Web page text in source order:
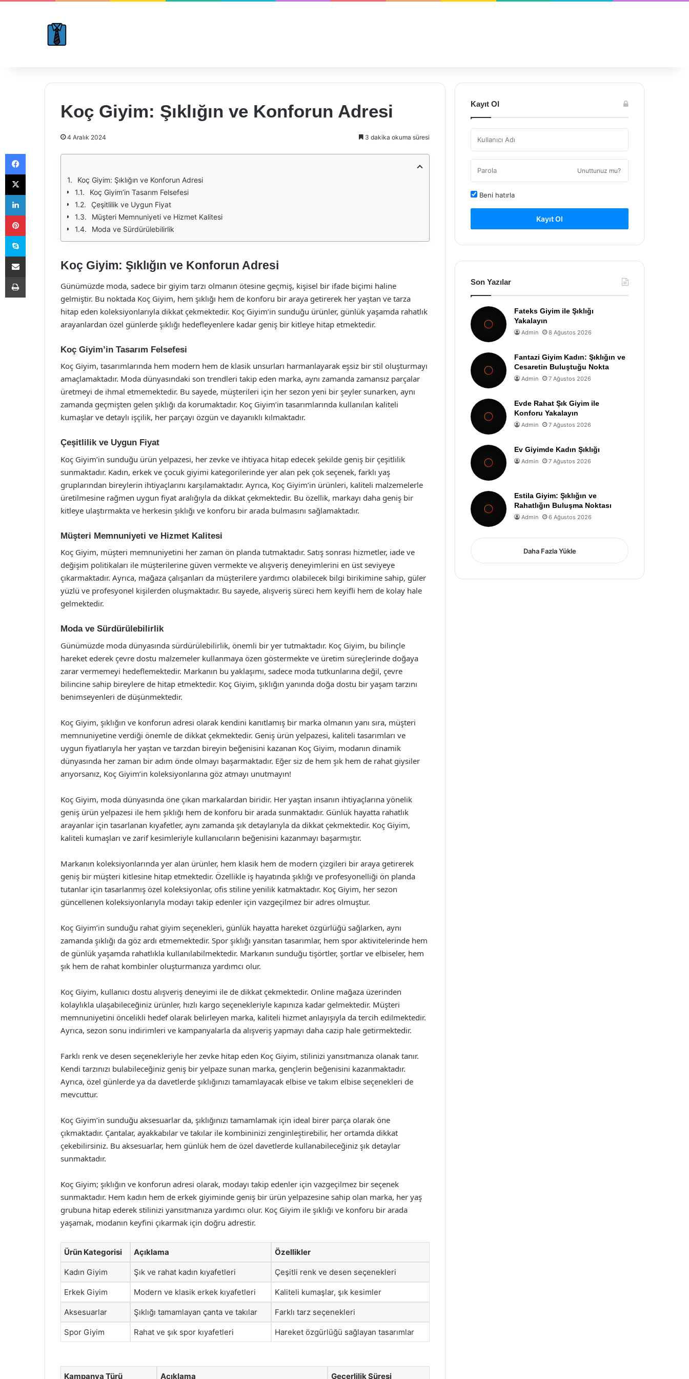
Koç Giyim: Şıklığın ve Konforun Adresi
4 Aralık 2024 3 dakika okuma süresi
Koç Giyim: Şıklığın ve Konforun Adresi
Koç Giyim’in Tasarım Felsefesi
Çeşitlilik ve Uygun Fiyat
Müşteri Memnuniyeti ve Hizmet Kalitesi
Moda ve Sürdürülebilirlik
Koç Giyim: Şıklığın ve Konforun Adresi
Günümüzde moda, sadece bir giyim tarzı olmanın ötesine geçmiş, kişisel bir ifade biçimi haline
gelmiştir. Bu noktada Koç Giyim, hem şıklığı hem de konforu bir araya getirerek her yaştan ve tarza
hitap eden koleksiyonlarıyla dikkat çekmektedir. Koç Giyim’in sunduğu ürünler, günlük yaşamda rahatlık
arayanlardan özel günlerde şıklığı hedefleyenlere kadar geniş bir kitleye hitap etmektedir.
Koç Giyim’in Tasarım Felsefesi
Koç Giyim, tasarımlarında hem modern hem de klasik unsurları harmanlayarak eşsiz bir stil oluşturmayı
amaçlamaktadır. Moda dünyasındaki son trendleri takip eden marka, aynı zamanda zamansız parçalar
üretmeyi de ihmal etmemektedir. Bu sayede, müşterileri için her sezon yeni bir şeyler sunarken, aynı
zamanda geçmişten gelen şıklığı da korumaktadır. Koç Giyim’in tasarımlarında kullanılan kaliteli
kumaşlar ve detaylı işçilik, her parçayı özgün ve dayanıklı kılmaktadır.
Çeşitlilik ve Uygun Fiyat
Koç Giyim’in sunduğu ürün yelpazesi, her zevke ve ihtiyaca hitap edecek şekilde geniş bir çeşitlilik
sunmaktadır. Kadın, erkek ve çocuk giyimi kategorilerinde yer alan pek çok seçenek, farklı yaş
gruplarından bireylerin ihtiyaçlarını karşılamaktadır. Ayrıca, Koç Giyim’in ürünleri, kaliteli malzemelerle
üretilmesine rağmen uygun fiyat aralığıyla da dikkat çekmektedir. Bu özellik, markayı daha geniş bir
kitleye ulaştırmakta ve herkesin şıklığı ve konforu bir arada bulmasını sağlamaktadır.
Müşteri Memnuniyeti ve Hizmet Kalitesi
Koç Giyim, müşteri memnuniyetini her zaman ön planda tutmaktadır. Satış sonrası hizmetler, iade ve
değişim politikaları ile müşterilerine güven vermekte ve alışveriş deneyimlerini en üst seviyeye
çıkarmaktadır. Ayrıca, mağaza çalışanları da müşterilere yardımcı olabilecek bilgi birikimine sahip, güler
yüzlü ve profesyonel kişilerden oluşmaktadır. Bu sayede, alışveriş süreci hem keyifli hem de kolay hale
gelmektedir.
Moda ve Sürdürülebilirlik
Günümüzde moda dünyasında sürdürülebilirlik, önemli bir yer tutmaktadır. Koç Giyim, bu bilinçle
hareket ederek çevre dostu malzemeler kullanmaya özen göstermekte ve üretim süreçlerinde doğaya
zarar vermemeyi hedeflemektedir. Markanın bu yaklaşımı, sadece moda tutkunlarına değil, çevre
bilincine sahip bireylere de hitap etmektedir. Koç Giyim, şıklığın yanında doğa dostu bir yaşam tarzını
benimseyenleri de düşünmektedir.
Koç Giyim, şıklığın ve konforun adresi olarak kendini kanıtlamış bir marka olmanın yanı sıra, müşteri
memnuniyetine verdiği önemle de dikkat çekmektedir. Geniş ürün yelpazesi, kaliteli tasarımları ve
uygun fiyatlarıyla her yaştan ve tarzdan bireyin beğenisini kazanan Koç Giyim, modanın dinamik
dünyasında her zaman bir adım önde olmayı başarmaktadır. Eğer siz de hem şık hem de rahat giysiler
arıyorsanız, Koç Giyim’in koleksiyonlarına göz atmayı unutmayın!
Koç Giyim, moda dünyasında öne çıkan markalardan biridir. Her yaştan insanın ihtiyaçlarına yönelik
geniş ürün yelpazesi ile hem şıklığı hem de konforu bir arada sunmaktadır. Günlük hayatta rahatlık
arayanlar için tasarlanan kıyafetler, aynı zamanda şık detaylarıyla da dikkat çekmektedir. Koç Giyim,
kaliteli kumaşları ve zarif kesimleriyle kullanıcıların beğenisini kazanmayı başarmıştır.
Markanın koleksiyonlarında yer alan ürünler, hem klasik hem de modern çizgileri bir araya getirerek
geniş bir müşteri kitlesine hitap etmektedir. Özellikle iş hayatında şıklığı ve profesyonelliği ön planda
tutanlar için tasarlanmış özel koleksiyonlar, ofis stiline yenilik katmaktadır. Koç Giyim, her sezon
güncellenen koleksiyonlarıyla modayı takip edenler için vazgeçilmez bir adres olmuştur.
Koç Giyim’in sunduğu rahat giyim seçenekleri, günlük hayatta hareket özgürlüğü sağlarken, aynı
zamanda şıklığı da göz ardı etmemektedir. Spor şıklığı yansıtan tasarımlar, hem spor aktivitelerinde hem
de günlük yaşamda rahatlıkla kullanılabilmektedir. Markanın sunduğu tişörtler, şortlar ve elbiseler, hem
şık hem de rahat kombinler oluşturmanıza yardımcı olur.
Koç Giyim, kullanıcı dostu alışveriş deneyimi ile de dikkat çekmektedir. Online mağaza üzerinden
kolaylıkla ulaşabileceğiniz ürünler, hızlı kargo seçenekleriyle kapınıza kadar gelmektedir. Müşteri
memnuniyetini öncelikli hedef olarak belirleyen marka, kaliteli hizmet anlayışıyla da tercih edilmektedir.
Ayrıca, sezon sonu indirimleri ve kampanyalarla da alışveriş yapmayı daha cazip hale getirmektedir.
Farklı renk ve desen seçenekleriyle her zevke hitap eden Koç Giyim, stilinizi yansıtmanıza olanak tanır.
Kendi tarzınızı bulabileceğiniz geniş bir yelpaze sunan marka, gençlerin beğenisini kazanmaktadır.
Ayrıca, özel günlerde ya da davetlerde şıklığınızı tamamlayacak elbise ve takım elbise seçenekleri de
mevcuttur.
Koç Giyim’in sunduğu aksesuarlar da, şıklığınızı tamamlamak için ideal birer parça olarak öne
çıkmaktadır. Çantalar, ayakkabılar ve takılar ile kombininizi zenginleştirebilir, her ortamda dikkat
çekebilirsiniz. Bu aksesuarlar, hem günlük hem de özel davetlerde kullanabileceğiniz şık detaylar
sunmaktadır.
Koç Giyim; şıklığın ve konforun adresi olarak, modayı takip edenler için vazgeçilmez bir seçenek
sunmaktadır. Hem kadın hem de erkek giyiminde geniş bir ürün yelpazesine sahip olan marka, her yaş
grubuna hitap ederek stilinizi yansıtmanıza yardımcı olur. Koç Giyim ile şıklığı ve konforu bir arada
yaşamak, modanın keyfini çıkarmak için doğru adrestir.
Ürün Kategorisi Açıklama Özellikler
Kadın Giyim Şık ve rahat kadın kıyafetleri Çeşitli renk ve desen seçenekleri
Erkek Giyim Modern ve klasik erkek kıyafetleri Kaliteli kumaşlar, şık kesimler
Aksesuarlar Şıklığı tamamlayan çanta ve takılar Farklı tarz seçenekleri
Spor Giyim Rahat ve şık spor kıyafetleri Hareket özgürlüğü sağlayan tasarımlar
Kampanya Türü Açıklama Geçerlilik Süresi
Kayıt Ol
Unuttunuz mu?
Beni hatırla
Kayıt Ol
Son Yazılar
Fateks Giyim ile Şıklığı
Yakalayın
Admin 8 Ağustos 2026
Fantazi Giyim Kadın: Şıklığın ve
Cesaretin Buluştuğu Nokta
Admin 7 Ağustos 2026
Evde Rahat Şık Giyim ile
Konforu Yakalayın
Admin 7 Ağustos 2026
Ev Giyimde Kadın Şıklığı
Admin 7 Ağustos 2026
Estila Giyim: Şıklığın ve
Rahatlığın Buluşma Noktası
Admin 6 Ağustos 2026
Daha Fazla Yükle
Facebook
X
LinkedIn
Pinterest
Skype
E-Posta ile paylaş